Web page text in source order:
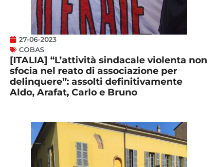
27-06-2023
COBAS
[ITALIA] “L’attività sindacale violenta non
sfocia nel reato di associazione per
delinquere”: assolti definitivamente
Aldo, Arafat, Carlo e Bruno